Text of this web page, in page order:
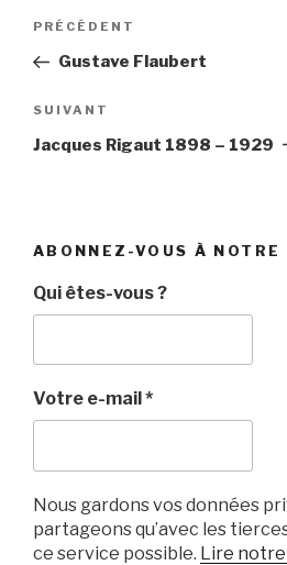
Navigation
l’article
Article
précédent
PRÉCÉDENT
Gustave Flaubert
Article
suivant
SUIVANT
Jacques Rigaut 1898 – 1929
ABONNEZ-VOUS À NOTRE
Qui êtes-vous ?
Votre e-mail *
Nous gardons vos données
partageons qu’avec les
ce service possible. Lire